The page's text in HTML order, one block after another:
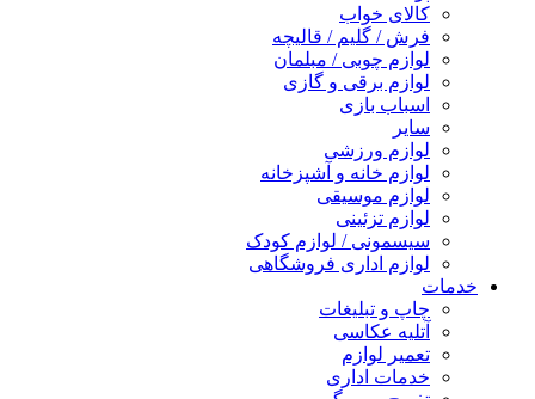
کالای خواب
فرش / گلیم / قالیچه
لوازم چوبی / مبلمان
لوازم برقی و گازی
اسباب بازی
سایر
لوازم ورزشی
لوازم خانه و آشپزخانه
لوازم موسیقی
لوازم تزئینی
سیسمونی / لوازم کودک
لوازم اداری فروشگاهی
خدمات
چاپ و تبلیغات
آتلیه عکاسی
تعمیر لوازم
خدمات اداری